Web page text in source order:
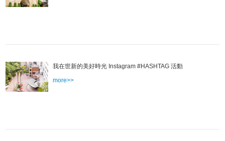
我在世新的美好時光 Instagram #HASHTAG 活動
more>>